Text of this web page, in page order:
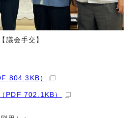
【議会手交】
804.3KB）
PDF 702.1KB）